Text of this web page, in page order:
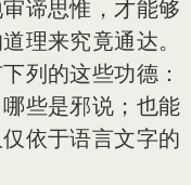
谛思惟，才能够
理来究竟通达。
列的这些功德：
些是邪说；也能
依于语言文字的